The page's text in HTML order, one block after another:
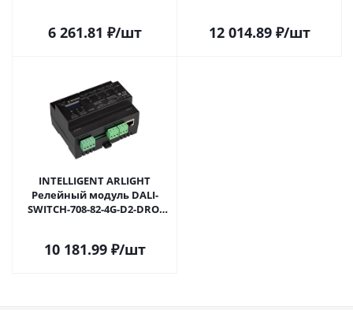
6 261.81 ₽/шт
Москве
12 014.89₽/шт
INTELLIGENT ARLIGHT
Релейный модуль DALI-
SWITCH-708-82-4G-D2-DRO-
5 лет) 050430 в Москве
10 181.99₽/шт